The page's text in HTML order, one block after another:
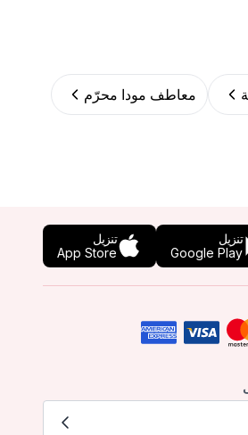
معاطف مودا محرّم
تنزيل
Google Play
تنزيل
App Store